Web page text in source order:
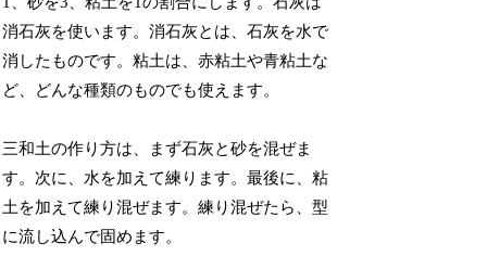
消石灰を使います。消石灰とは、石灰を水で
消したものです。粘土は、赤粘土や青粘土な
ど、どんな種類のものでも使えます。
三和土の作り方は、まず石灰と砂を混ぜま
す。次に、水を加えて練ります。最後に、粘
土を加えて練り混ぜます。練り混ぜたら、型
に流し込んで固めます。